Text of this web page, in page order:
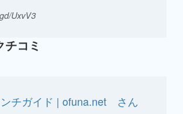
UxvV3
コミ
チガイド | ofuna.net さん